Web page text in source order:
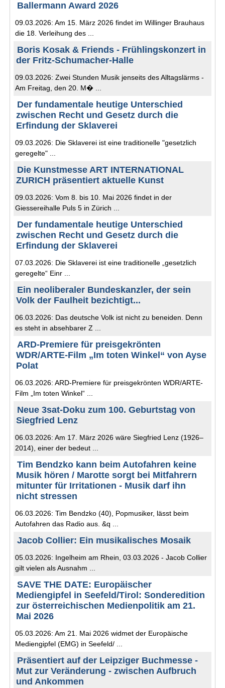
Ballermann Award 2026
09.03.2026: Am 15. März 2026 findet im Willinger Brauhaus
die 18. Verleihung des ...
Boris Kosak & Friends - Frühlingskonzert in
der Fritz-Schumacher-Halle
09.03.2026: Zwei Stunden Musik jenseits des Alltagslärms -
Am Freitag, den 20. M� ...
Der fundamentale heutige Unterschied
zwischen Recht und Gesetz durch die
Erfindung der Sklaverei
09.03.2026: Die Sklaverei ist eine traditionelle "gesetzlich
geregelte" ...
Die Kunstmesse ART INTERNATIONAL
ZURICH präsentiert aktuelle Kunst
09.03.2026: Vom 8. bis 10. Mai 2026 findet in der
Giessereihalle Puls 5 in Zürich ...
Der fundamentale heutige Unterschied
zwischen Recht und Gesetz durch die
Erfindung der Sklaverei
07.03.2026: Die Sklaverei ist eine traditionelle „gesetzlich
geregelte“ Einr ...
Ein neoliberaler Bundeskanzler, der sein
Volk der Faulheit bezichtigt...
06.03.2026: Das deutsche Volk ist nicht zu beneiden. Denn
es steht in absehbarer Z ...
ARD-Premiere für preisgekrönten
WDR/ARTE-Film „Im toten Winkel“ von Ayse
Polat
06.03.2026: ARD-Premiere für preisgekrönten WDR/ARTE-
Film „Im toten Winkel“ ...
Neue 3sat-Doku zum 100. Geburtstag von
Siegfried Lenz
06.03.2026: Am 17. März 2026 wäre Siegfried Lenz (1926–
2014), einer der bedeut ...
Tim Bendzko kann beim Autofahren keine
Musik hören / Marotte sorgt bei Mitfahrern
mitunter für Irritationen - Musik darf ihn
nicht stressen
06.03.2026: Tim Bendzko (40), Popmusiker, lässt beim
Autofahren das Radio aus. &q ...
Jacob Collier: Ein musikalisches Mosaik
05.03.2026: Ingelheim am Rhein, 03.03.2026 - Jacob Collier
gilt vielen als Ausnahm ...
SAVE THE DATE: Europäischer
Mediengipfel in Seefeld/Tirol: Sonderedition
zur österreichischen Medienpolitik am 21.
Mai 2026
05.03.2026: Am 21. Mai 2026 widmet der Europäische
Mediengipfel (EMG) in Seefeld/ ...
Präsentiert auf der Leipziger Buchmesse -
Mut zur Veränderung - zwischen Aufbruch
und Ankommen